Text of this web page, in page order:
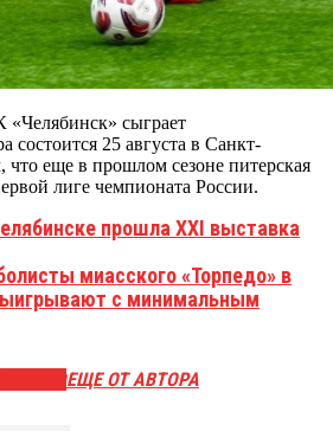
сыграет
состоится 25 августа в Санкт-
еще в прошлом сезоне питерская
лиге чемпионата России.
прошла XXI выставка
миасского «Торпедо» в
с минимальным
ЕЩЕ ОТ АВТОРА